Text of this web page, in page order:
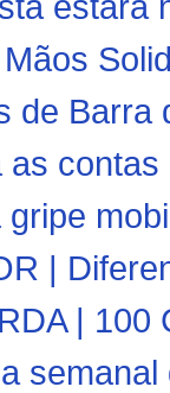
de Barra
as
gripe
|
|